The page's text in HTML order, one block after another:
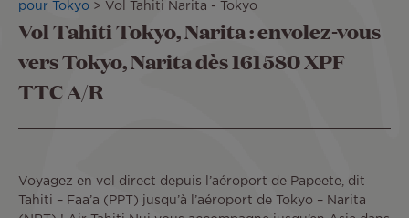
d'Ariane
pour Tokyo
Vol Tahiti Narita - Tokyo
Vol Tahiti Tokyo, Narita : envolez-vous
vers Tokyo, Narita dès 161 580 XPF
TTC A/R
Voyagez en vol direct depuis l’aéroport de Papeete, dit
Tahiti – Faa’a (PPT) jusqu’à l’aéroport de Tokyo – Narita